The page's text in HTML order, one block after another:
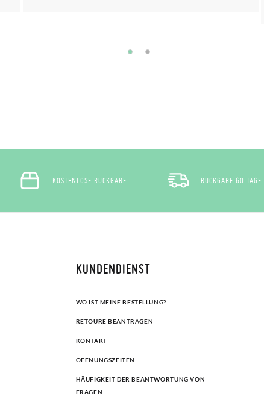
KOSTENLOSE RÜCKGABE RÜCKGABE 60 TAGE
KUNDENDIENST
WO IST MEINE BESTELLUNG?
RETOURE BEANTRAGEN
KONTAKT
ÖFFNUNGSZEITEN
HÄUFIGKEIT DER BEANTWORTUNG VON
FRAGEN